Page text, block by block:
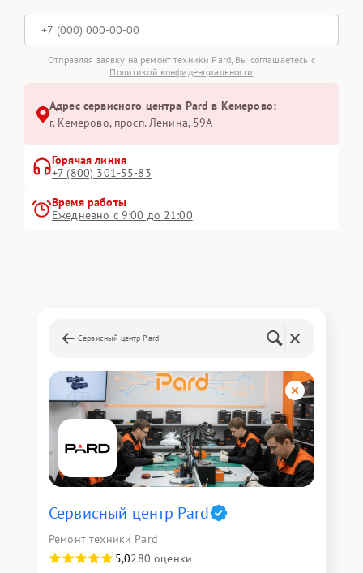
Отправляя заявку на ремонт техники Pard, Вы соглашаетесь с
Политикой конфиденциальности
Адрес сервисного центра Pard в Кемерово:
г. Кемерово, просп. Ленина, 59А
Горячая линия
+7 (800) 301-55-83
Время работы
Ежедневно с 9:00 до 21:00
Сервисный центр Pard
Сервисный центр Pard
Ремонт техники Pard
5,0280 оценки